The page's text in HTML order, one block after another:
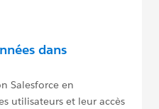
dans
Salesforce en
utilisateurs et leur accès